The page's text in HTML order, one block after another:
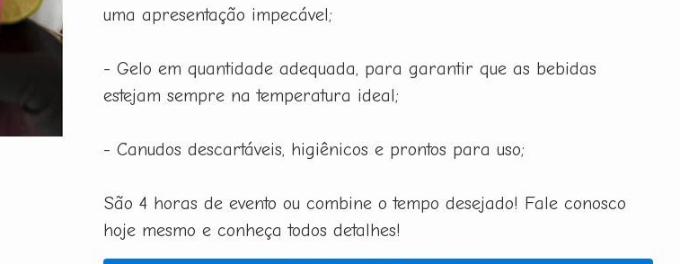
uma apresentação impecável;
- Gelo em quantidade adequada, para garantir que as bebidas
estejam sempre na temperatura ideal;
- Canudos descartáveis, higiênicos e prontos para uso;
São 4 horas de evento ou combine o tempo desejado! Fale conosco
hoje mesmo e conheça todos detalhes!